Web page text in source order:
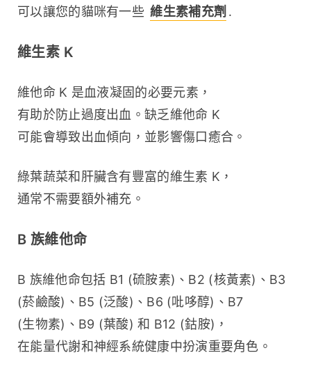
可以讓您的貓咪有一些 維生素補充劑 .
維生素 K
維他命 K 是血液凝固的必要元素，
有助於防止過度出血。缺乏維他命 K
可能會導致出血傾向，並影響傷口癒合。
綠葉蔬菜和肝臟含有豐富的維生素 K，
通常不需要額外補充。
B 族維他命
B 族維他命包括 B1 (硫胺素)、B2 (核黃素)、B3
(菸鹼酸)、B5 (泛酸)、B6 (吡哆醇)、B7
(生物素)、B9 (葉酸) 和 B12 (鈷胺)，
在能量代謝和神經系統健康中扮演重要角色。